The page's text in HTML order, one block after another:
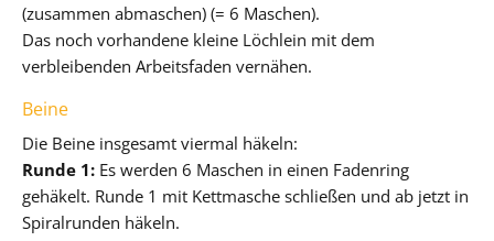
(zusammen abmaschen) (= 6 Maschen).
Das noch vorhandene kleine Löchlein mit dem
verbleibenden Arbeitsfaden vernähen.
Beine
Die Beine insgesamt viermal häkeln:
Runde 1: Es werden 6 Maschen in einen Fadenring
gehäkelt. Runde 1 mit Kettmasche schließen und ab jetzt in
Spiralrunden häkeln.